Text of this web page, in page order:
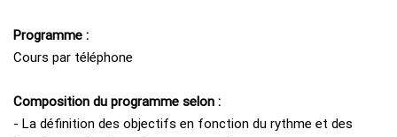
Programme :
Cours par téléphone
Composition du programme selon :
- La définition des objectifs en fonction du rythme et des